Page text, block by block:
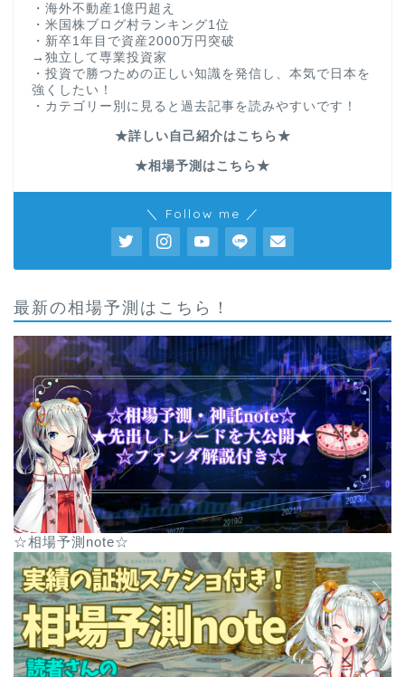
・海外不動産1億円超え
・米国株ブログ村ランキング1位
・新卒1年目で資産2000万円突破
→独立して専業投資家
・投資で勝つための正しい知識を発信し、本気で日本を
強くしたい！
・カテゴリー別に見ると過去記事を読みやすいです！
★詳しい自己紹介はこちら★
★相場予測はこちら★
＼ Follow me ／
最新の相場予測はこちら！
☆相場予測note☆